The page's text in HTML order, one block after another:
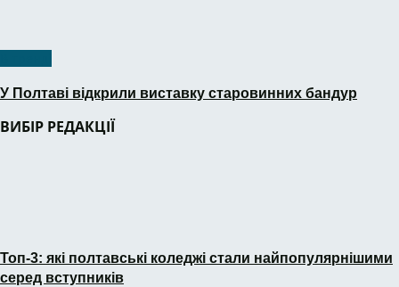
У Полтаві відкрили виставку старовинних бандур
ВИБІР РЕДАКЦІЇ
Топ-3: які полтавські коледжі стали найпопулярнішими
серед вступників